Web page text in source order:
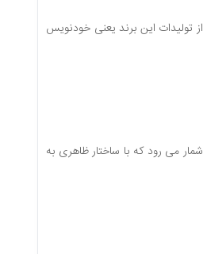
تولیدات این برند یعنی خودنویس
شمار می رود که با ساختار ظاهری به